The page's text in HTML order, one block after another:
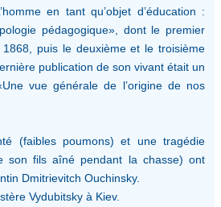
en tant qu’objet d’éducation :
pédagogique», dont le premier
puis le deuxième et le troisième
publication de son vivant était un
vue générale de l’origine de nos
(faibles poumons) et une tragédie
son fils aîné pendant la chasse) ont
Dmitrievitch Ouchinsky.
Vydubitsky à Kiev.